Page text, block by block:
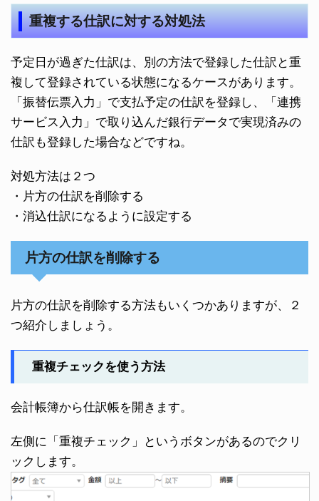
重複する仕訳に対する対処法
予定日が過ぎた仕訳は、別の方法で登録した仕訳と重
複して登録されている状態になるケースがあります。
「振替伝票入力」で支払予定の仕訳を登録し、「連携
サービス入力」で取り込んだ銀行データで実現済みの
仕訳も登録した場合などですね。
対処方法は２つ
・片方の仕訳を削除する
・消込仕訳になるように設定する
片方の仕訳を削除する
片方の仕訳を削除する方法もいくつかありますが、２
つ紹介しましょう。
重複チェックを使う方法
会計帳簿から仕訳帳を開きます。
左側に「重複チェック」というボタンがあるのでクリ
ックします。